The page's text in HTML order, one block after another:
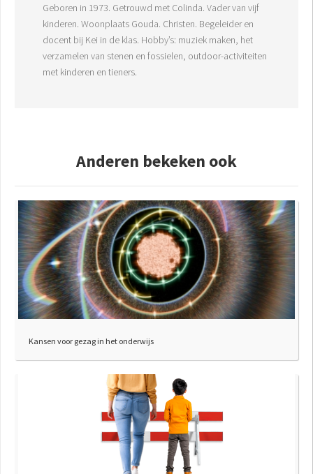
Geboren in 1973. Getrouwd met Colinda. Vader van vijf
kinderen. Woonplaats Gouda. Christen. Begeleider en
docent bij Kei in de klas. Hobby’s: muziek maken, het
verzamelen van stenen en fossielen, outdoor-activiteiten
met kinderen en tieners.
Anderen bekeken ook
Kansen voor gezag in het onderwijs